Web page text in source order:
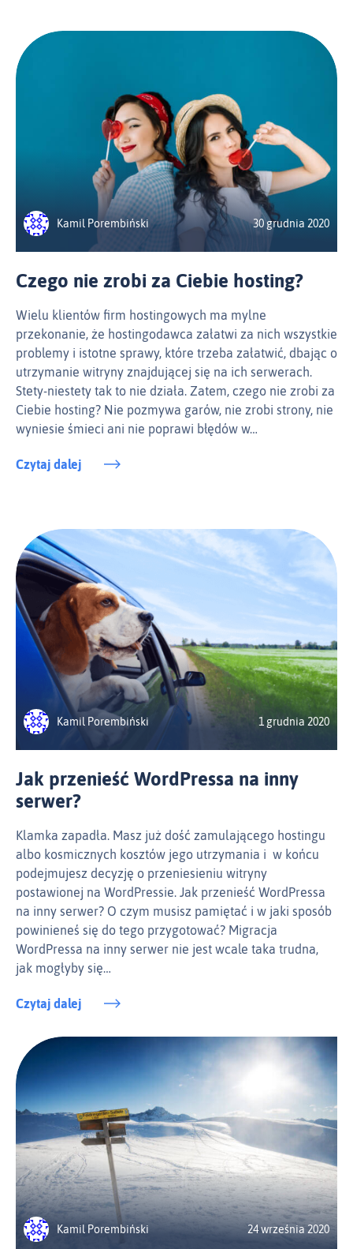
Kamil Porembiński 30 grudnia 2020
Czego nie zrobi za Ciebie hosting?
Wielu klientów firm hostingowych ma mylne
przekonanie, że hostingodawca załatwi za nich wszystkie
problemy i istotne sprawy, które trzeba załatwić, dbając o
utrzymanie witryny znajdującej się na ich serwerach.
Stety-niestety tak to nie działa. Zatem, czego nie zrobi za
Ciebie hosting? Nie pozmywa garów, nie zrobi strony, nie
wyniesie śmieci ani nie poprawi błędów w…
Czytaj dalej
Kamil Porembiński 1 grudnia 2020
Jak przenieść WordPressa na inny
serwer?
Klamka zapadła. Masz już dość zamulającego hostingu
albo kosmicznych kosztów jego utrzymania i w końcu
podejmujesz decyzję o przeniesieniu witryny
postawionej na WordPressie. Jak przenieść WordPressa
na inny serwer? O czym musisz pamiętać i w jaki sposób
powinieneś się do tego przygotować? Migracja
WordPressa na inny serwer nie jest wcale taka trudna,
jak mogłyby się…
Czytaj dalej
Kamil Porembiński 24 września 2020